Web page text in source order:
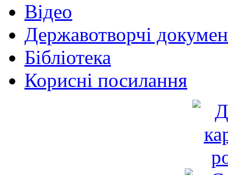
Відео
Державотворчі
Бібліотека
Корисні посилання